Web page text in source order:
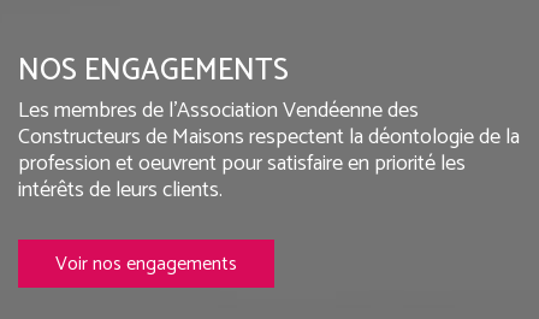
NOS ENGAGEMENTS
Les membres de l'Association Vendéenne des
Constructeurs de Maisons respectent la déontologie de la
profession et oeuvrent pour satisfaire en priorité les
intérêts de leurs clients.
Voir nos engagements